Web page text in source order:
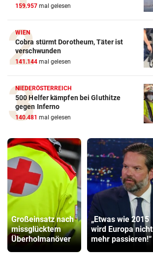
159.957 mal gelesen
WIEN
Cobra stürmt Dorotheum, Täter ist
verschwunden
141.144 mal gelesen
NIEDERÖSTERREICH
500 Helfer kämpfen bei Gluthitze
gegen Inferno
140.481 mal gelesen
Großeinsatz nach
missglücktem
Überholmanöver
„Etwas wie 2015
wird Europa nicht
mehr passieren!“